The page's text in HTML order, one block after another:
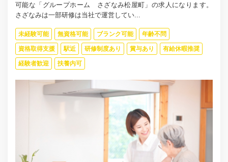
可能な「グループホーム さざなみ松屋町」の求人になります。
さざなみは一部研修は当社で運営してい...
未経験可能 無資格可能 ブランク可能 年齢不問
資格取得支援 駅近 研修制度あり 賞与あり 有給休暇推奨
経験者歓迎 扶養内可